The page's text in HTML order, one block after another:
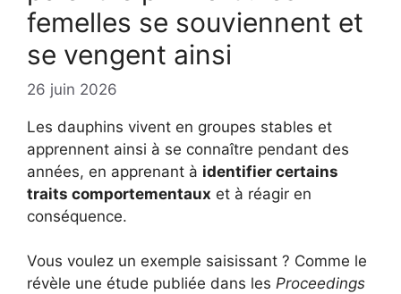
femelles se souviennent et
se vengent ainsi
26 juin 2026
Les dauphins vivent en groupes stables et
apprennent ainsi à se connaître pendant des
années, en apprenant à identifier certains
traits comportementaux et à réagir en
conséquence.
Vous voulez un exemple saisissant ? Comme le
révèle une étude publiée dans les Proceedings